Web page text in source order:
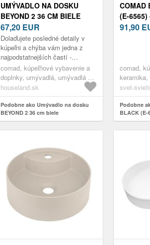
UMÝVADLO NA DOSKU
BEYOND 2 36 CM BIELE
67,20 EUR
Dolaďujete posledné detaily v
kúpeľni a chýba vám jedna z
najpodstatnejších častí -
umývadlo? Vaša cesta za
hľadaním toho pravého
orechového sa prá...
comad, kúpeľňové vybavenie a
doplnky, umývadlá, umývadlá na
dosku
houseland.sk
Podobne ako Umývadlo na dosku
BEYOND 2 36 cm biele
COMAD
(E-6565)
DOSKU
91,90
comad,
keramika,
umývadlá
svet-
Podobne
BLACK (E-
dosku
čierna